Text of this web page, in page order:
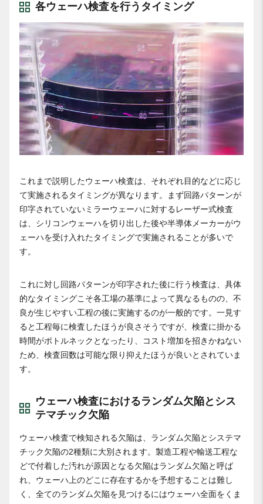
各ウェーハ検査を行うタイミング
これまで説明したウェーハ検査は、それぞれ目的などに応じ
て実施されるタイミングが異なります。まず回路パターンが
印字されていないミラーウェーハに対するレーザー式検査
は、シリコンウェーハを切り出した後や半導体メーカーがウ
ェーハを受け入れたタイミングで実施されることが多いで
す。
これに対し回路パターンが印字された後に行う検査は、具体
的なタイミングこそ各工場の基準によって異なるものの、不
良が生じやすい工程の後に実施するのが一般的です。一見す
ると工程毎に検査したほうが良さそうですが、検査に掛かる
時間がボトルネックとなったり、コスト増加を招きかねない
ため、検査回数は可能な限り抑えたほうが良いとされていま
す。
ウェーハ検査におけるランダム欠陥とシス
テマチック欠陥
ウェーハ検査で検知される欠陥は、ランダム欠陥とシステマ
チック欠陥の2種類に大別されます。製造工程や輸送工程な
どで付着した汚れが原因となる欠陥はランダム欠陥と呼ば
れ、ウェーハ上のどこに存在するかを予想することは難し
く、全てのランダム欠陥を見つけるにはウェーハ全面をくま